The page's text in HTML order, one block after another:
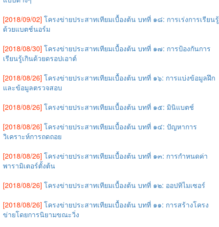
[2018/09/02] โครงข่ายประสาทเทียมเบื้องต้น บทที่ ๑๘: การเร่งการเรียนรู้
ด้วยแบตช์นอร์ม
[2018/08/30] โครงข่ายประสาทเทียมเบื้องต้น บทที่ ๑๗: การป้องกันการ
เรียนรู้เกินด้วยดรอปเอาต์
[2018/08/26] โครงข่ายประสาทเทียมเบื้องต้น บทที่ ๑๖: การแบ่งข้อมูลฝึก
และข้อมูลตรวจสอบ
[2018/08/26] โครงข่ายประสาทเทียมเบื้องต้น บทที่ ๑๕: มินิแบตช์
[2018/08/26] โครงข่ายประสาทเทียมเบื้องต้น บทที่ ๑๔: ปัญหาการ
วิเคราะห์การถดถอย
[2018/08/26] โครงข่ายประสาทเทียมเบื้องต้น บทที่ ๑๓: การกำหนดค่า
พารามิเตอร์ตั้งต้น
[2018/08/26] โครงข่ายประสาทเทียมเบื้องต้น บทที่ ๑๒: ออปทิไมเซอร์
[2018/08/26] โครงข่ายประสาทเทียมเบื้องต้น บทที่ ๑๑: การสร้างโครง
ข่ายโดยการนิยามขณะวิ่ง